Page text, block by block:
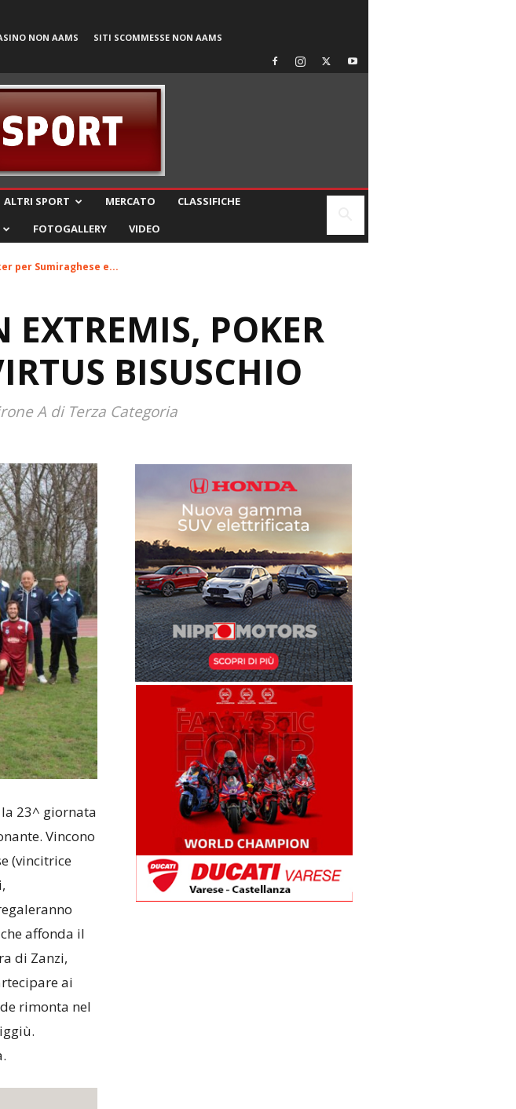
NON AAMS SITI SCOMMESSE NON AAMS
ALTRI SPORT MERCATO
CLASSIFICHE
FOTOGALLERY VIDEO
per Sumiraghese e...
POKER
BISUSCHIO
A di Terza Categoria
la 23^ giornata
Vincono
(vincitrice
affonda il
di Zanzi,
ai
rimonta nel